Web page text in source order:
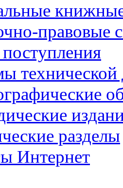
правовые
разделы
Интернет